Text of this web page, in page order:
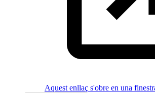
Aquest enllaç s'obre en una